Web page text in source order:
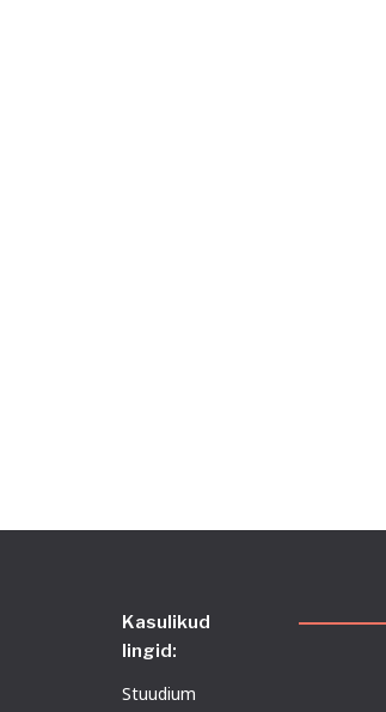
Kasulikud
lingid:
Stuudium